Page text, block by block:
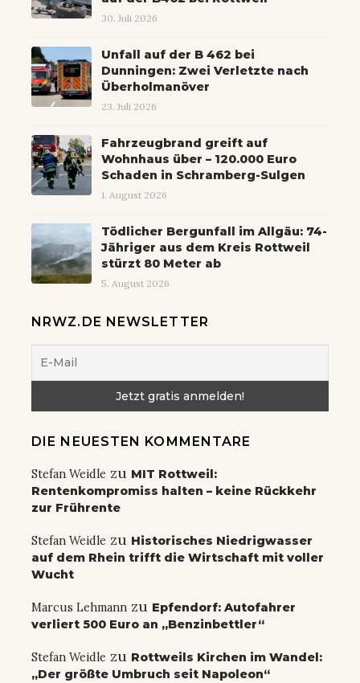
30. Juli 2026
Unfall auf der B 462 bei
Dunningen: Zwei Verletzte nach
Überholmanöver
23. Juli 2026
Fahrzeugbrand greift auf
Wohnhaus über – 120.000 Euro
Schaden in Schramberg-Sulgen
1. August 2026
Tödlicher Bergunfall im Allgäu: 74-
Jähriger aus dem Kreis Rottweil
stürzt 80 Meter ab
5. August 2026
NRWZ.DE NEWSLETTER
DIE NEUESTEN KOMMENTARE
Stefan Weidle zu MIT Rottweil:
Rentenkompromiss halten – keine Rückkehr
zur Frührente
Stefan Weidle zu Historisches Niedrigwasser
auf dem Rhein trifft die Wirtschaft mit voller
Wucht
Marcus Lehmann zu Epfendorf: Autofahrer
verliert 500 Euro an „Benzinbettler“
Stefan Weidle zu Rottweils Kirchen im Wandel:
„Der größte Umbruch seit Napoleon“